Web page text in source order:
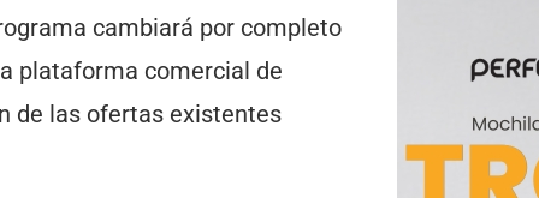
cambiará por completo
plataforma comercial de
de las ofertas existentes